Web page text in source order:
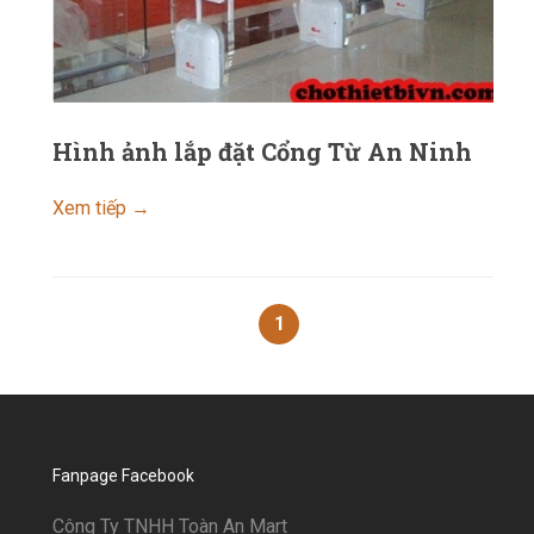
Hình ảnh lắp đặt Cổng Từ An Ninh
Xem tiếp →
1
Fanpage Facebook
Công Ty TNHH Toàn An Mart